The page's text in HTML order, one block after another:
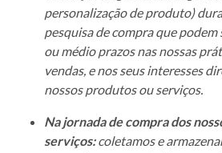
personalização de produto)
pesquisa de compra que
ou médio prazos nas nossas
vendas, e nos seus interesses
nossos produtos ou serviços.
Na jornada de compra dos
serviços:coletamos e